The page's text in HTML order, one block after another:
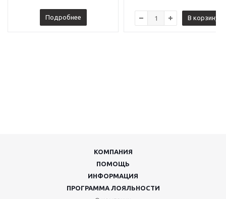
Подробнее В корзину
КОМПАНИЯ
ПОМОЩЬ
ИНФОРМАЦИЯ
ПРОГРАММА ЛОЯЛЬНОСТИ